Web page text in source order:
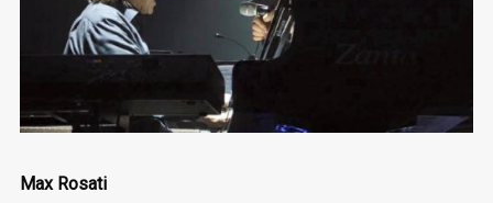
Max Rosati